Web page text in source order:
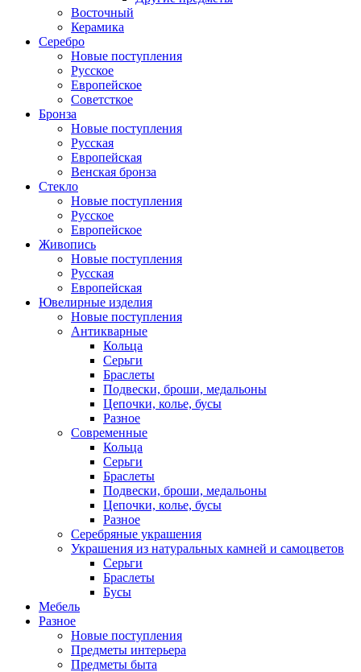
Восточный
Керамика
Серебро
Новые поступления
Русское
Европейское
Советсткое
Бронза
Новые поступления
Русская
Европейская
Венская бронза
Стекло
Новые поступления
Русское
Европейское
Живопись
Новые поступления
Русская
Европейская
Ювелирные изделия
Новые поступления
Антикварные
Кольца
Серьги
Браслеты
Подвески, броши, медальоны
Цепочки, колье, бусы
Разное
Современные
Кольца
Серьги
Браслеты
Подвески, броши, медальоны
Цепочки, колье, бусы
Разное
Серебряные украшения
Украшения из натуральных камней и самоцветов
Серьги
Браслеты
Бусы
Мебель
Разное
Новые поступления
Предметы интерьера
Предметы быта